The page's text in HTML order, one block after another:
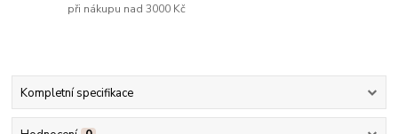
při nákupu nad 3000 Kč
Kompletní specifikace